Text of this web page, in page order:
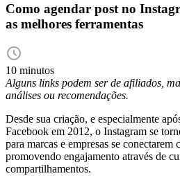
Como agendar post no
as melhores ferramentas
10 minutos
Alguns links podem ser de afiliados,
análises ou recomendações.
Desde sua criação, e especialmente
Facebook em 2012, o Instagram se
para marcas e empresas se conectarem
promovendo engajamento através de
compartilhamentos.